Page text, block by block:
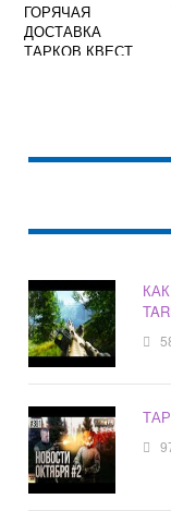
ГОРЯЧАЯ
ДОСТАВКА
ТАРКОВ КВЕСТ